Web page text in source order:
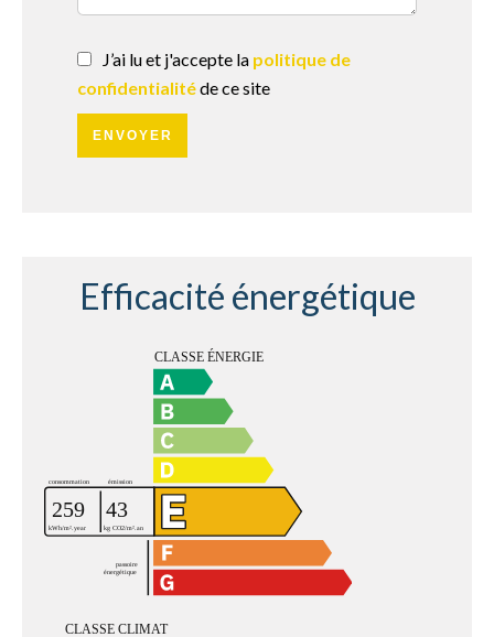
J’ai lu et j'accepte la politique de
confidentialitéde ce site
ENVOYER
Efficacité énergétique